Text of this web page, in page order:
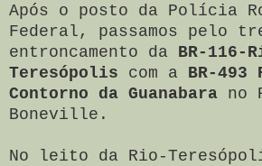
Após o posto da Polícia
Federal, passamos pelo
entroncamento da BR-116-
Teresópolis com a BR-493
Contorno da Guanabara no
Boneville.
No leito da Rio-